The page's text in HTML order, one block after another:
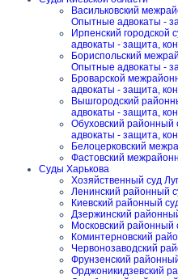
Васильковский
Опытные адвокаты -
Ирпенский городской
адвокаты - защита,
Бориспольский
Опытные адвокаты -
Броварской
адвокаты - защита,
Вышгородский
адвокаты - защита,
Обуховский районный
адвокаты - защита,
Белоцерковский
Фастовский
Суды Харькова
Хозяйственный суд
Ленинский районный
Киевский районный
Дзержинский
Московский районный
Коминтерновский
Червонозаводский
Фрунзенский
Орджоникидзевский